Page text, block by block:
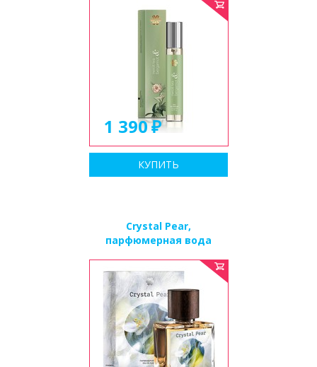
1 390
КУПИТЬ
Crystal Pear,
парфюмерная вода